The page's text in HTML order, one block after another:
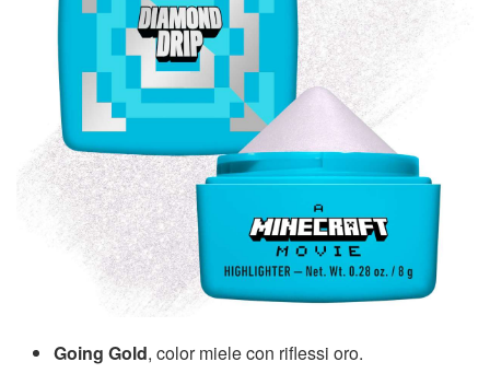
Going Gold, color miele con riflessi oro.